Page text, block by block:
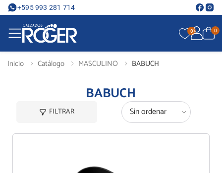
+595 993 281 714
0 0
Inicio Catálogo MASCULINO BABUCH
BABUCH
FILTRAR